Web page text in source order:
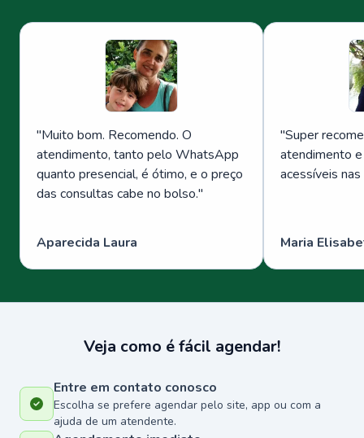
"Muito bom. Recomendo. O
atendimento, tanto pelo WhatsApp
quanto presencial, é ótimo, e o preço
das consultas cabe no bolso."
Aparecida Laura
"Super
atendimento
acessíveis
Maria
Veja como é fácil agendar!
Entre em contato conosco
Escolha se prefere agendar pelo site, app ou com a
ajuda de um atendente.